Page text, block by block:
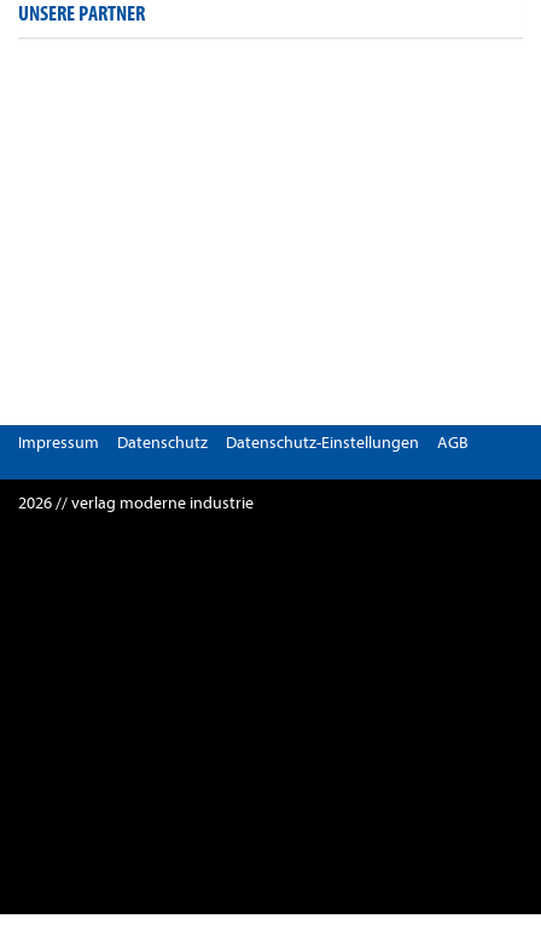
UNSERE PARTNER
Impressum Datenschutz Datenschutz-Einstellungen AGB
2026 // verlag moderne industrie